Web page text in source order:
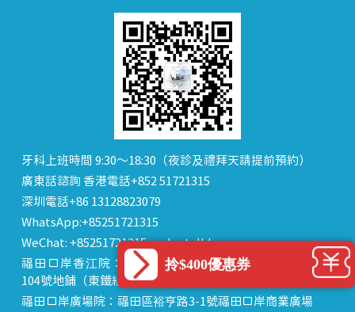
牙科上班時間 9:30～18:30（夜診及禮拜天請提前預約）
廣東話諮詢 香港電話+852 51721315
深圳電話+86 13128823079
WhatsApp:+85251721315
WeChat: +85251721315 or dentalhk
福田口岸香江院：福田區福田口岸正對面，海悅華城
104號地鋪（東鐵線落馬洲站出關對面即到）
福田口岸廣場院：福田區裕亨路3-1號福田口岸商業廣場
拎$400優惠券